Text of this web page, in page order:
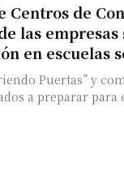
Centros de
las empresas
en escuelas
Puertas” y
a preparar para